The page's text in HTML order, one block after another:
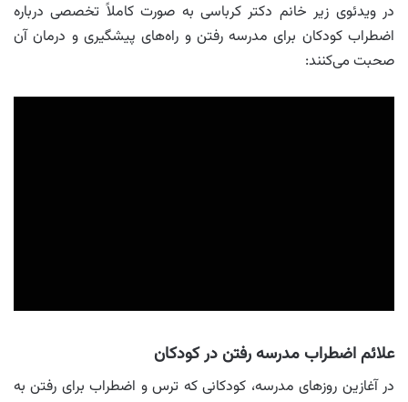
در ویدئوی زیر خانم دکتر کرباسی به صورت کاملاً تخصصی درباره
اضطراب کودکان برای مدرسه رفتن و راه‌های پیشگیری و درمان آن
صحبت می‌کنند:
علائم اضطراب مدرسه رفتن در کودکان
در آغازین روزهای مدرسه، کودکانی که ترس و اضطراب برای رفتن به